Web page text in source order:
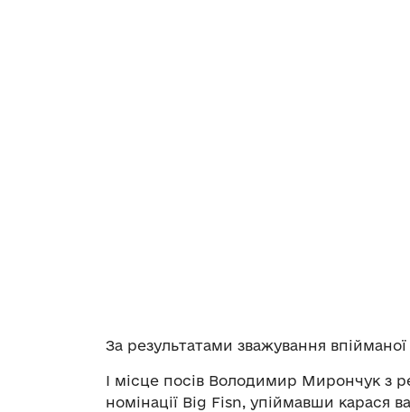
За результатами зважування
I місце посів Володимир Мирончук з
номінації Big Fisn, упіймавши карася